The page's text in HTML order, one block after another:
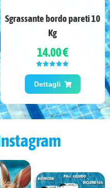
Sgrassante bordo pareti 10
Kg
14.00 €
Dettagli